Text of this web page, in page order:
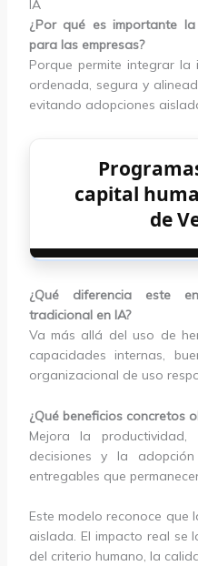
IA
¿Por qué es importante
para las empresas?
Porque permite integrar
ordenada, segura y
evitando adopciones
capital
de
¿Qué diferencia este
tradicional en IA?
Va más allá del uso de
capacidades internas,
organizacional de uso
¿Qué beneficios concretos
Mejora la
decisiones y la
entregables que
Este modelo reconoce que
aislada. El impacto real se
del criterio humano, la